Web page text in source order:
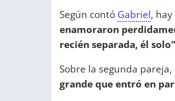
Según contó Gabriel,
enamoraron
recién separada, él
Sobre la segunda
grande que entró en